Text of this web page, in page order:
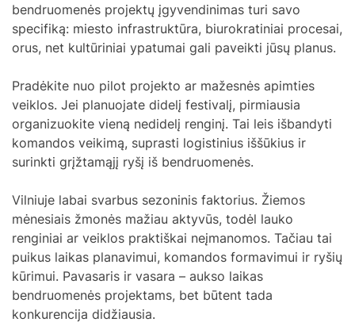
bendruomenės projektų įgyvendinimas turi savo
specifiką: miesto infrastruktūra, biurokratiniai procesai,
orus, net kultūriniai ypatumai gali paveikti jūsų planus.
Pradėkite nuo pilot projekto ar mažesnės apimties
veiklos. Jei planuojate didelį festivalį, pirmiausia
organizuokite vieną nedidelį renginį. Tai leis išbandyti
komandos veikimą, suprasti logistinius iššūkius ir
surinkti grįžtamąjį ryšį iš bendruomenės.
Vilniuje labai svarbus sezoninis faktorius. Žiemos
mėnesiais žmonės mažiau aktyvūs, todėl lauko
renginiai ar veiklos praktiškai neįmanomos. Tačiau tai
puikus laikas planavimui, komandos formavimui ir ryšių
kūrimui. Pavasaris ir vasara – aukso laikas
bendruomenės projektams, bet būtent tada
konkurencija didžiausia.